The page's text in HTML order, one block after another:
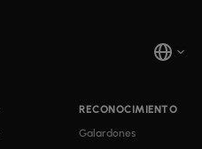
RECONOCIMIENTO
Galardones